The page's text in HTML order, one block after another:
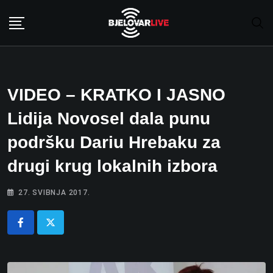
VIDEO – KRATKO I JASNO
Lidija Novosel dala punu
podršku Dariu Hrebaku za
drugi krug lokalnih izbora
27. SVIBNJA 2017.